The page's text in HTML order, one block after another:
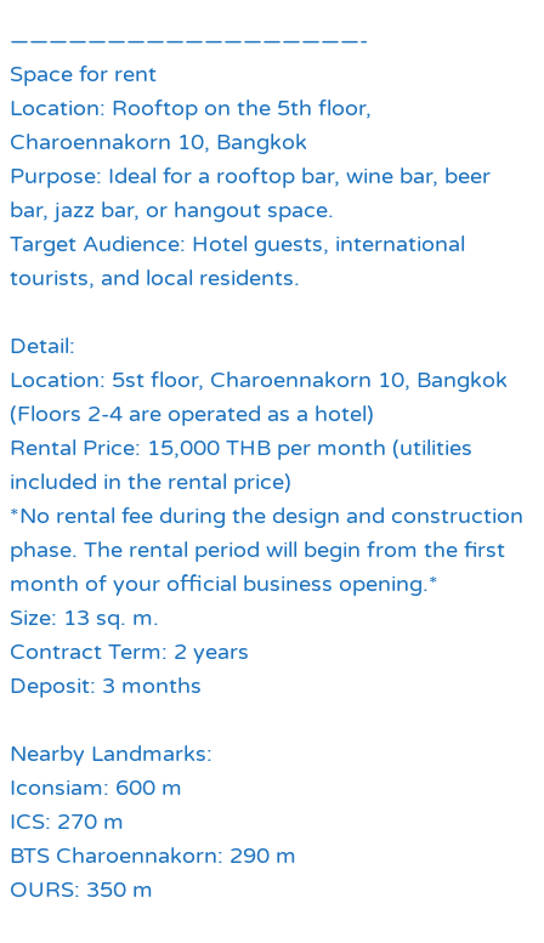
——————————————————-
Space for rent
Location: Rooftop on the 5th floor,
Charoennakorn 10, Bangkok
Purpose: Ideal for a rooftop bar, wine bar, beer
bar, jazz bar, or hangout space.
Target Audience: Hotel guests, international
tourists, and local residents.
Detail:
Location: 5st floor, Charoennakorn 10, Bangkok
(Floors 2-4 are operated as a hotel)
Rental Price: 15,000 THB per month (utilities
included in the rental price)
*No rental fee during the design and construction
phase. The rental period will begin from the first
month of your official business opening.*
Size: 13 sq. m.
Contract Term: 2 years
Deposit: 3 months
Nearby Landmarks:
Iconsiam: 600 m
ICS: 270 m
BTS Charoennakorn: 290 m
OURS: 350 m